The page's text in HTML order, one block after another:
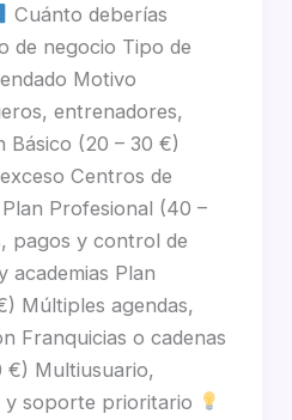
Cuánto deberías
de negocio Tipo de
Motivo
entrenadores,
Básico (20 – 30 €)
Centros de
Profesional (40 –
pagos y control de
academias Plan
Múltiples agendas,
Franquicias o cadenas
€) Multiusuario,
y soporte prioritario